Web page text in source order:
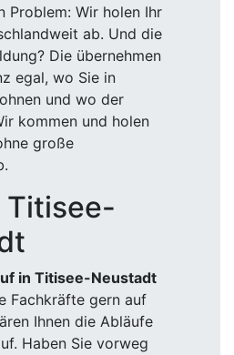
Problem: Wir holen Ihr
ab. Und die
Die übernehmen
egal, wo Sie in
und wo der
kommen und holen
große
Titisee-
in Titisee-Neustadt
Fachkräfte gern auf
Ihnen die Abläufe
Haben Sie vorweg